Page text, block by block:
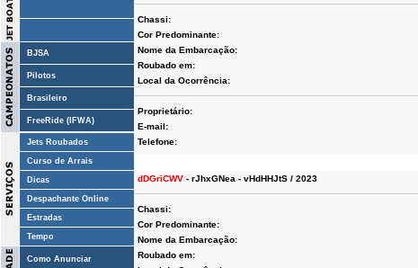
BJSA
Pilotos
Brasileiro
FreeRide (IFWA)
Jets Roubados
Curso de Arrais
Dicas
Despachante Online
Estradas
Tempo
Como Anunciar
Chassi:
Cor Predominante:
Nome da Embarcação:
Roubado em:
Local da Ocorrência:
Proprietário:
E-mail:
Telefone:
dDGriCWV - rJhxGNea - vHdHHJtS / 2023
Chassi:
Cor Predominante:
Nome da Embarcação:
Roubado em: